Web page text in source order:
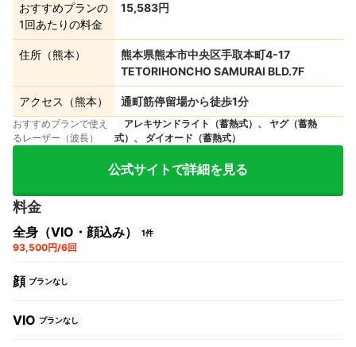
おすすめプランの
1回あたりの料金
15,583円
住所（熊本）
熊本県熊本市中央区手取本町4-17
TETORIHONCHO SAMURAI BLD.7F
アクセス（熊本） 通町筋停留場から徒歩1分
おすすめプランで使え
るレーザー（波長）
アレキサンドライト（蓄熱式）、 ヤグ（蓄熱
式）、 ダイオード（蓄熱式）
公式サイトで詳細を見る
料金
全身（VIO・顔込み） 1件
93,500円/6回
顔 プランなし
VIO プランなし